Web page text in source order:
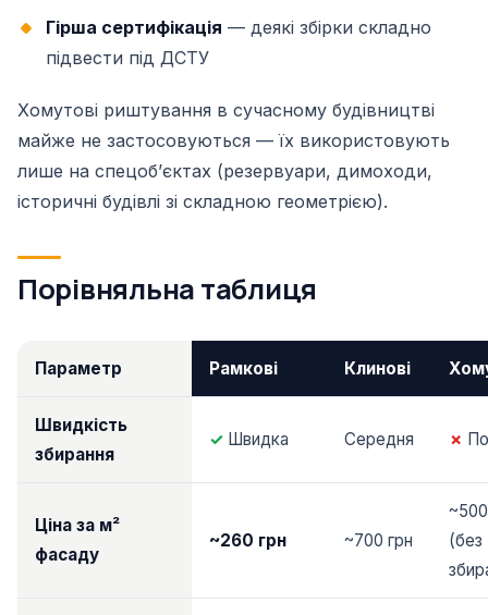
Гірша сертифікація — деякі збірки складно
підвести під ДСТУ
Хомутові риштування в сучасному будівництві
майже не застосовуються — їх використовують
лише на спецобʼєктах (резервуари, димоходи,
історичні будівлі зі складною геометрією).
Порівняльна таблиця
Параметр Рамкові Клинові
Швидкість
збирання
✓ Швидка Середня ✗
Ціна за м²
фасаду
~260 грн ~700 грн
(без